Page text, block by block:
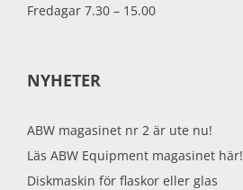
Fredagar 7.30 – 15.00
NYHETER
ABW magasinet nr 2 är ute nu!
Läs ABW Equipment magasinet här!
Diskmaskin för flaskor eller glas